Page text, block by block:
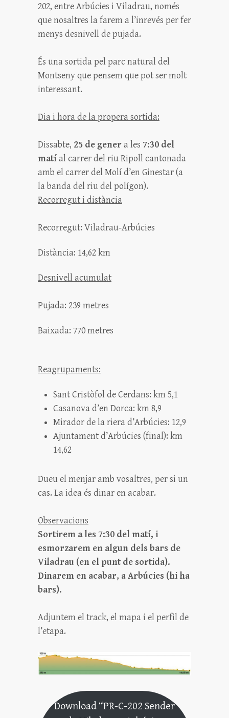
202, entre Arbúcies i Viladrau, només
que nosaltres la farem a l’inrevés per fer
menys desnivell de pujada.
És una sortida pel parc natural del
Montseny que pensem que pot ser molt
interessant.
Dia i hora de la propera sortida:
Dissabte, 25 de genera les 7:30 del
matíal carrer del riu Ripoll cantonada
amb el carrer del Molí d’en Ginestar (a
la banda del riu del polígon).
Recorregut i distància
Recorregut: Viladrau-Arbúcies
Distància: 14,62 km
Desnivell acumulat
Pujada: 239 metres
Baixada: 770 metres
Reagrupaments:
Sant Cristòfol de Cerdans: km 5,1
Casanova d’en Dorca: km 8,9
Mirador de la riera d’Arbúcies: 12,9
Ajuntament d’Arbúcies (final): km
14,62
Dueu el menjar amb vosaltres, per si un
cas. La idea és dinar en acabar.
Observacions
Sortirem a les 7:30 del matí, i
esmorzarem en algun dels bars de
Viladrau (en el punt de sortida).
Dinarem en acabar, a Arbúcies (hi ha
bars).
Adjuntem el track, el mapa i el perfil de
l’etapa.
Download “PR-C-202 Sender